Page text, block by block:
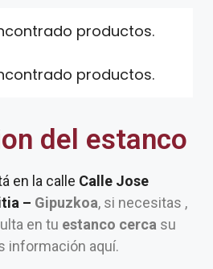
productos.
productos.
del estanco
en la calle Calle Jose
– Gipuzkoa, si necesitas ,
en tu estanco cerca su
información aquí.